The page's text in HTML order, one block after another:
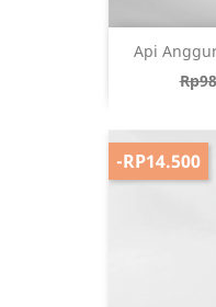
Api
-RP14.500